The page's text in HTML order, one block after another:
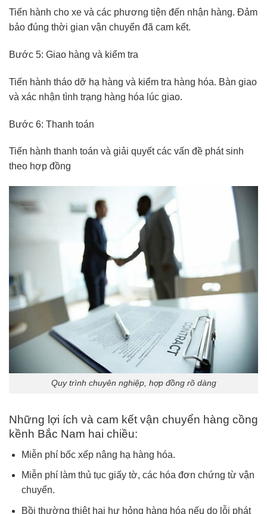
Tiến hành cho xe và các phương tiện đến nhận hàng. Đảm
bảo đúng thời gian vận chuyển đã cam kết.
Bước 5: Giao hàng và kiểm tra
Tiến hành tháo dỡ hạ hàng và kiểm tra hàng hóa. Bàn giao
và xác nhận tình trạng hàng hóa lúc giao.
Bước 6: Thanh toán
Tiến hành thanh toán và giải quyết các vấn đề phát sinh
theo hợp đồng
Quy trình chuyên nghiệp, hợp đồng rõ dàng
Những lợi ích và cam kết vận chuyển hàng cồng
kềnh Bắc Nam hai chiều:
Miễn phí bốc xếp nâng hạ hàng hóa.
Miễn phí làm thủ tục giấy tờ, các hóa đơn chứng từ vận
chuyển.
Bồi thường thiệt hại hư hỏng hàng hóa nếu do lỗi phát